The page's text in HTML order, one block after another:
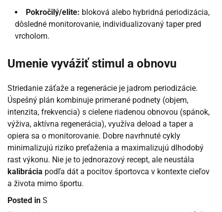
Pokročilý/elite: bloková alebo hybridná periodizácia,
dôsledné monitorovanie, individualizovaný taper pred
vrcholom.
Umenie vyvážiť stimul a obnovu
Striedanie záťaže a regenerácie je jadrom periodizácie.
Úspešný plán kombinuje primerané podnety (objem,
intenzita, frekvencia) s cielene riadenou obnovou (spánok,
výživa, aktívna regenerácia), využíva deload a taper a
opiera sa o monitorovanie. Dobre navrhnuté cykly
minimalizujú riziko preťaženia a maximalizujú dlhodobý
rast výkonu. Nie je to jednorazový recept, ale neustála
kalibrácia podľa dát a pocitov športovca v kontexte cieľov
a života mimo športu.
Posted in S